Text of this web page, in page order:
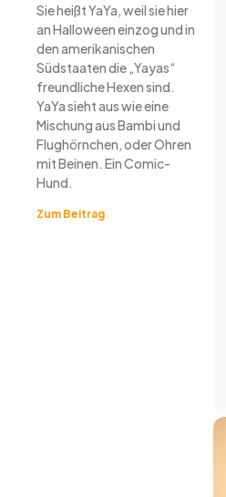
Sie heißt YaYa, weil sie hier
an Halloween einzog und in
den amerikanischen
Südstaaten die „Yayas“
freundliche Hexen sind.
YaYa sieht aus wie eine
Mischung aus Bambi und
Flughörnchen, oder Ohren
mit Beinen. Ein Comic-
Hund.
Zum Beitrag